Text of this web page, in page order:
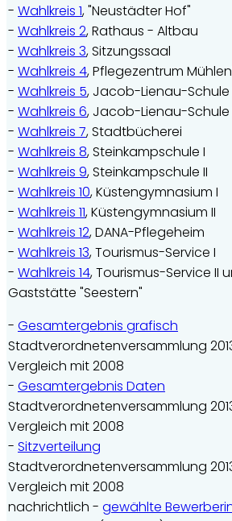
- Wahlkreis 1, "Neustädter Hof"
- Wahlkreis 2, Rathaus - Altbau
- Wahlkreis 3, Sitzungssaal
- Wahlkreis 4, Pflegezentrum
- Wahlkreis 5, Jacob-Lienau-Schule
- Wahlkreis 6, Jacob-Lienau-Schule
- Wahlkreis 7, Stadtbücherei
- Wahlkreis 8, Steinkampschule I
- Wahlkreis 9, Steinkampschule II
- Wahlkreis 10, Küstengymnasium I
- Wahlkreis 11, Küstengymnasium II
- Wahlkreis 12, DANA-Pflegeheim
- Wahlkreis 13, Tourismus-Service I
- Wahlkreis 14, Tourismus-Service II
Gaststätte "Seestern"
- Gesamtergebnis grafisch
Stadtverordnetenversammlung
Vergleich mit 2008
- Gesamtergebnis Daten
Stadtverordnetenversammlung
Vergleich mit 2008
- Sitzverteilung
Stadtverordnetenversammlung
Vergleich mit 2008
nachrichtlich - gewählte